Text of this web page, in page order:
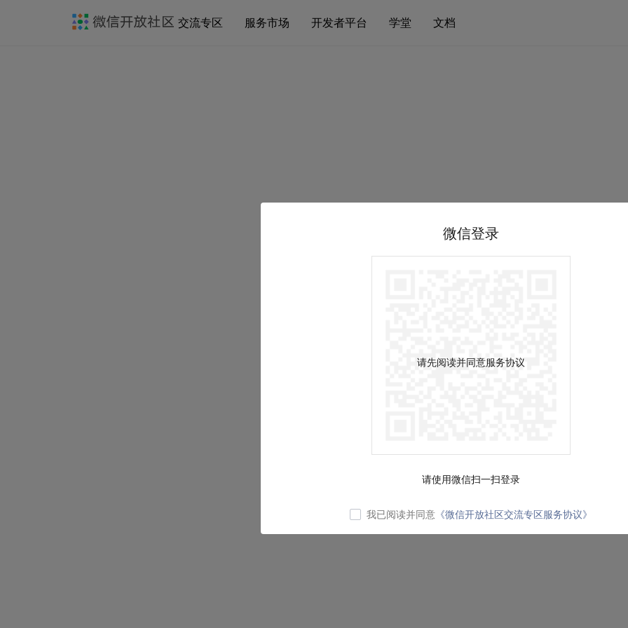
交流专区 服务市场 开发者平台 学堂 文档
微信登录
请先阅读并同意服务协议
请使用微信扫一扫登录
我已阅读并同意 《微信开放社区交流专区服务协议》